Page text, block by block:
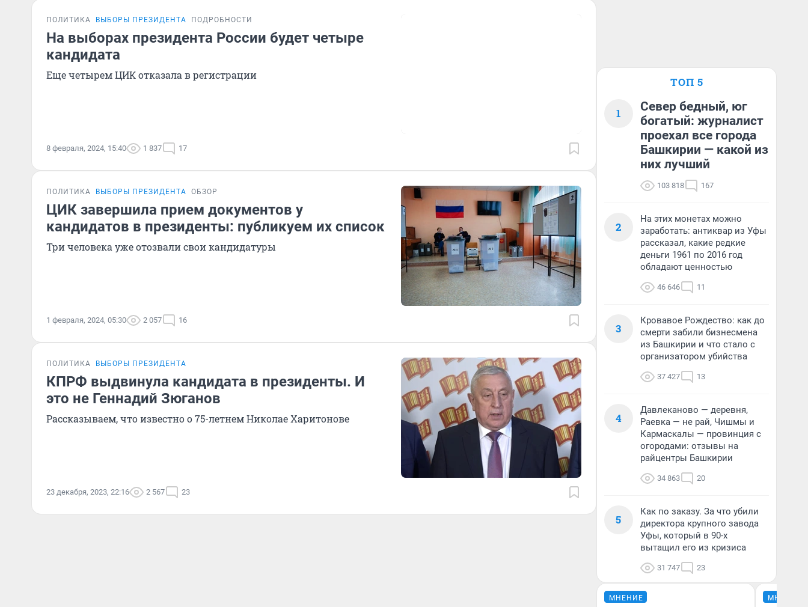
ПОЛИТИКА ВЫБОРЫ ПРЕЗИДЕНТА ПОДРОБНОСТИ
На выборах президента России будет четыре
кандидата
Еще четырем ЦИК отказала в регистрации
8 февраля, 2024, 15:40 1 837 17
ПОЛИТИКА ВЫБОРЫ ПРЕЗИДЕНТА ОБЗОР
ЦИК завершила прием документов у
кандидатов в президенты: публикуем их список
Три человека уже отозвали свои кандидатуры
1 февраля, 2024, 05:30 2 057 16
ПОЛИТИКА ВЫБОРЫ ПРЕЗИДЕНТА
КПРФ выдвинула кандидата в президенты. И
это не Геннадий Зюганов
Рассказываем, что известно о 75-летнем Николае Харитонове
23 декабря, 2023, 22:16 2 567 23
ТОП 5
1
Север бедный, юг
богатый: журналист
проехал все города
Башкирии — какой из
них лучший
103 818 167
2
На этих монетах можно
заработать: антиквар из Уфы
рассказал, какие редкие
деньги 1961 по 2016 год
обладают ценностью
46 646 11
3
Кровавое Рождество: как до
смерти забили бизнесмена
из Башкирии и что стало с
организатором убийства
37 427 13
4
Давлеканово — деревня,
Раевка — не рай, Чишмы и
Кармаскалы — провинция с
огородами: отзывы на
райцентры Башкирии
34 863 20
5
Как по заказу. За что убили
директора крупного завода
Уфы, который в 90-х
вытащил его из кризиса
31 747 23
МНЕНИЕ МНЕНИЕ